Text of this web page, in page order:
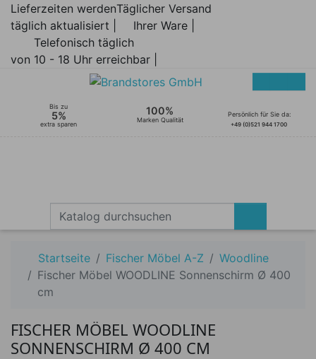
Lieferzeiten werden
täglich aktualisiert |
Täglicher Versand
Ihrer Ware |
Telefonisch täglich
von 10 - 18 Uhr erreichbar |
Bis zu
5%
extra sparen
100%
Marken Qualität
Persönlich für Sie da:
+49 (0)521 944 1700
Startseite Fischer Möbel A-Z
Woodline
Fischer Möbel WOODLINE Sonnenschirm Ø 400
cm
FISCHER MÖBEL WOODLINE
SONNENSCHIRM Ø 400 CM